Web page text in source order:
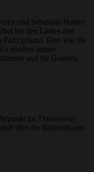
und Sebastian Hertler
bei den Ladies den
Partyground. Dort war die
spielten immer
und für Gaumen
im Throwaway
über die Bühnenkante.